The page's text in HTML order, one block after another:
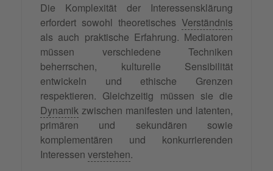
Die Komplexität der Interessensklärung
erfordert sowohl theoretisches Verständnis
als auch praktische Erfahrung. Mediatoren
müssen verschiedene Techniken
beherrschen, kulturelle Sensibilität
entwickeln und ethische Grenzen
respektieren. Gleichzeitig müssen sie die
Dynamik zwischen manifesten und latenten,
primären und sekundären sowie
komplementären und konkurrierenden
Interessen verstehen.